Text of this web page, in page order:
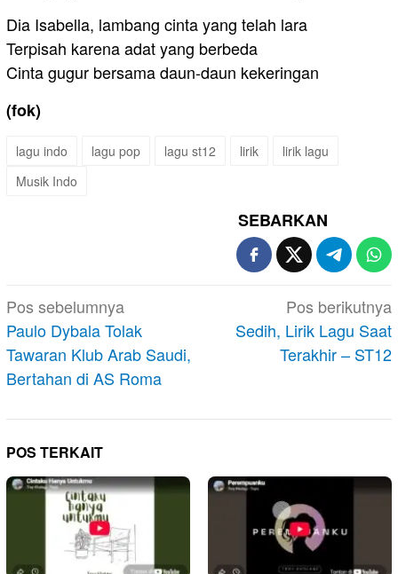
Dia Isabella, lambang cinta yang telah lara
Terpisah karena adat yang berbeda
Cinta gugur bersama daun-daun kekeringan
(fok)
lagu indo lagu pop lagu st12 lirik
lirik lagu
Musik Indo
SEBARKAN
Navigasi
pos
Pos sebelumnya
Paulo Dybala Tolak
Tawaran Klub Arab Saudi,
Bertahan di AS Roma
Pos berikutnya
Sedih, Lirik Lagu Saat
Terakhir – ST12
POS TERKAIT